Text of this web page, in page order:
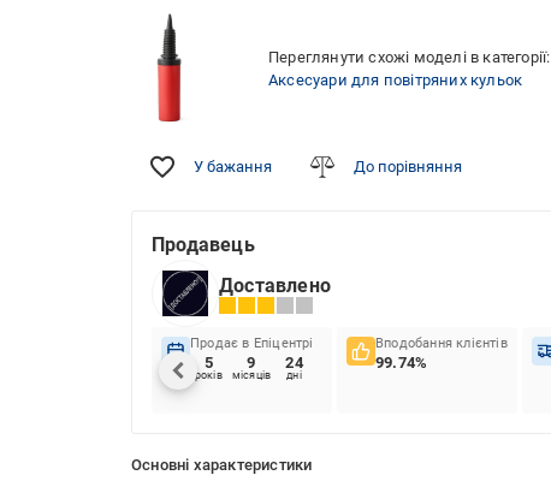
Переглянути схожі моделі в категорії:
Аксесуари для повітряних кульок
У бажання До порівняння
Продавець
Доставлено
Продає в Епіцентрі
5
років
9
місяців
24
дні
Вподобання клієнтів
99.74%
Основні характеристики